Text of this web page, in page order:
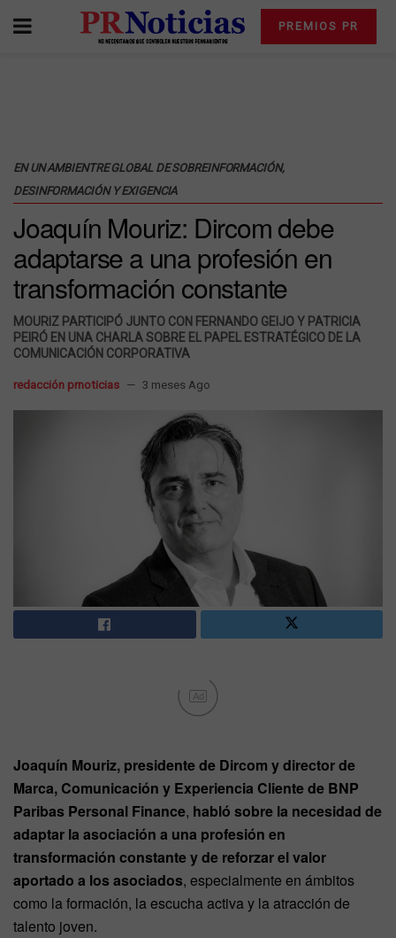
PREMIOS PR
EN UN AMBIENTRE GLOBAL DE SOBREINFORMACIÓN,
DESINFORMACIÓN Y EXIGENCIA
Joaquín Mouriz: Dircom debe
adaptarse a una profesión en
transformación constante
MOURIZ PARTICIPÓ JUNTO CON FERNANDO GEIJO Y PATRICIA
PEIRÓ EN UNA CHARLA SOBRE EL PAPEL ESTRATÉGICO DE LA
COMUNICACIÓN CORPORATIVA
redacción prnoticias 3 meses Ago
Ad
Joaquín Mouriz, presidente de Dircom y director de
Marca, Comunicación y Experiencia Cliente de BNP
Paribas Personal Finance, habló sobre la necesidad de
adaptar la asociación a una profesión en
transformación constante y de reforzar el valor
aportado a los asociados, especialmente en ámbitos
como la formación, la escucha activa y la atracción de
talento joven.